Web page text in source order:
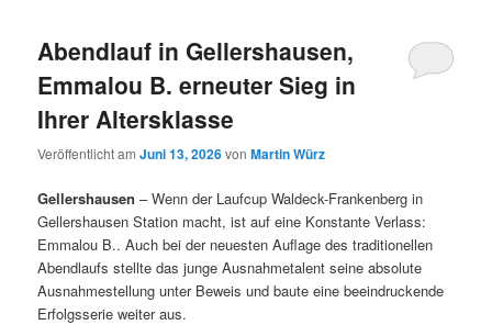
Abendlauf in Gellershausen,
Emmalou B. erneuter Sieg in
Ihrer Altersklasse
Veröffentlicht amJuni 13, 2026vonMartin Würz
Gellershausen – Wenn der Laufcup Waldeck-Frankenberg in
Gellershausen Station macht, ist auf eine Konstante Verlass:
Emmalou B.. Auch bei der neuesten Auflage des traditionellen
Abendlaufs stellte das junge Ausnahmetalent seine absolute
Ausnahmestellung unter Beweis und baute eine beeindruckende
Erfolgsserie weiter aus.